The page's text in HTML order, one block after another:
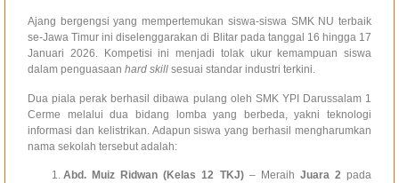
Ajang bergengsi yang mempertemukan siswa-siswa SMK NU terbaik
se-Jawa Timur ini diselenggarakan di Blitar pada tanggal 16 hingga 17
Januari 2026. Kompetisi ini menjadi tolak ukur kemampuan siswa
dalam penguasaan hard skill sesuai standar industri terkini.
Dua piala perak berhasil dibawa pulang oleh SMK YPI Darussalam 1
Cerme melalui dua bidang lomba yang berbeda, yakni teknologi
informasi dan kelistrikan. Adapun siswa yang berhasil mengharumkan
nama sekolah tersebut adalah:
Abd. Muiz Ridwan (Kelas 12 TKJ)– Meraih Juara 2pada